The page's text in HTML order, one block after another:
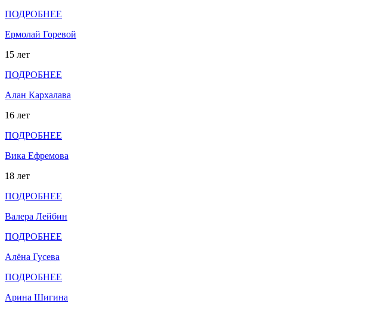
ПОДРОБНЕЕ
Ермолай Горевой
15 лет
ПОДРОБНЕЕ
Алан Кархалава
16 лет
ПОДРОБНЕЕ
Вика Ефремова
18 лет
ПОДРОБНЕЕ
Валера Лейбин
ПОДРОБНЕЕ
Алёна Гусева
ПОДРОБНЕЕ
Арина Шигина